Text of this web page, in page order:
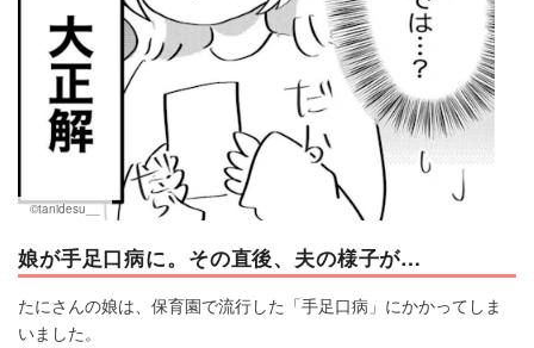
©tanidesu__
娘が手足口病に。その直後、夫の様子が…
たにさんの娘は、保育園で流行した「手足口病」にかかってしま
いました。